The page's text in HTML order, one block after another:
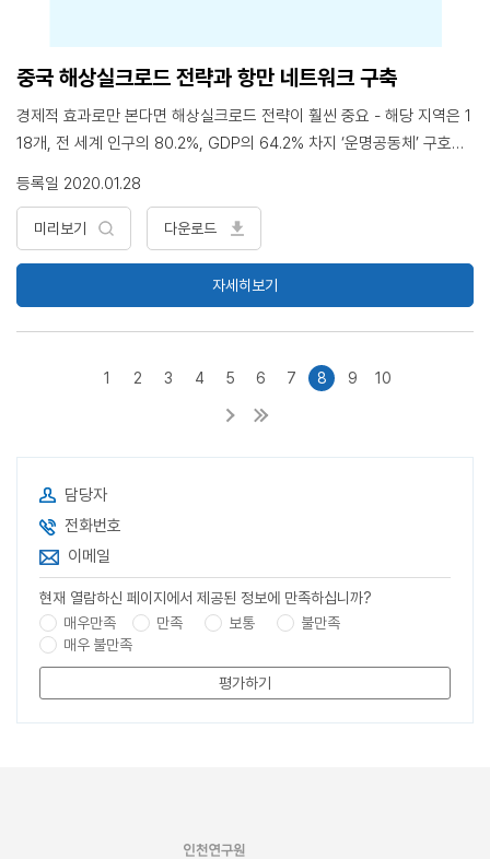
중국 해상실크로드 전략과 항만 네트워크 구축
경제적 효과로만 본다면 해상실크로드 전략이 훨씬 중요 - 해당 지역은 1
18개, 전 세계 인구의 80.2%, GDP의 64.2% 차지 ‘운명공동체’ 구호를
맹·항구협력은 일대일로 핵심사업이자 고도로 계산된 ‘회색지대 전략’의
하나 해외항구 개척은 항구의 건설·수리·투자·운영권 확보에서부터 투자
지분·관리권 확보까지 다양한 수준과 방법으로 진행 중국은 시설 확충과
소프트웨어 개선해 동남아와 적극적인 ‘항구연맹’을 추진하면서 정치·경
제·군사 방면의 ‘전략적 연계점’으로 활용 <목 차> 1. 중국 해상실크로드
의 전략적 위상과 가치 2. 해상실크로드 전략에서 해외항구 역할 3. 중국
해상실크로드의 전략대상 해외항구 4. 평가
등록일 2020.01.28
미리보기 다운로드
자세히보기
1 2 3 4 5 6 7 8 9 10
담당자
전화번호
이메일
현재 열람하신 페이지에서 제공된 정보에 만족하십니까?
매우만족
만족 보통
불만족
매우 불만족
평가하기